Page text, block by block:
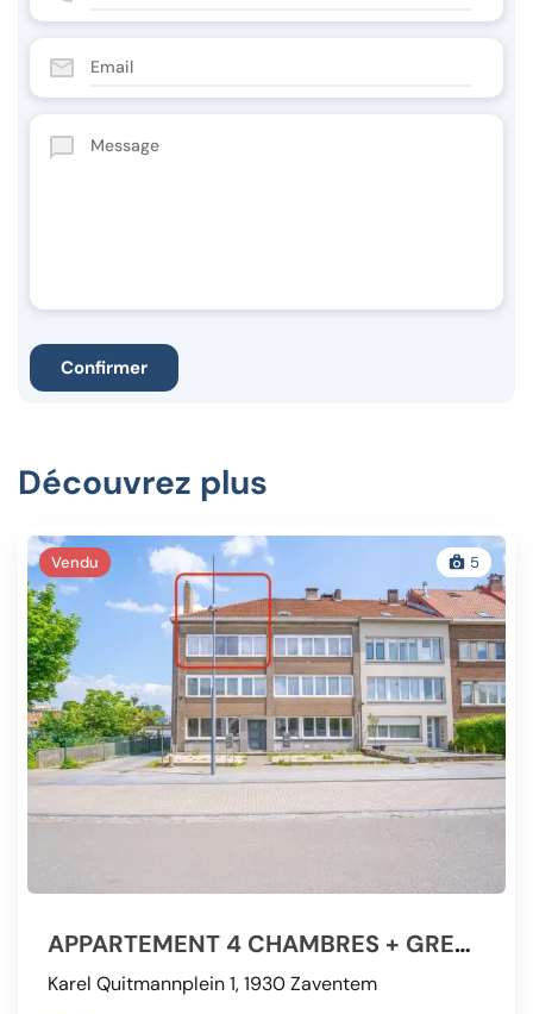
Découvrez plus
Vendu 5
APPARTEMENT 4 CHAMBRES + GRENIER 75M2 + BALCON + 2 CAVES
Karel Quitmannplein 1, 1930 Zaventem